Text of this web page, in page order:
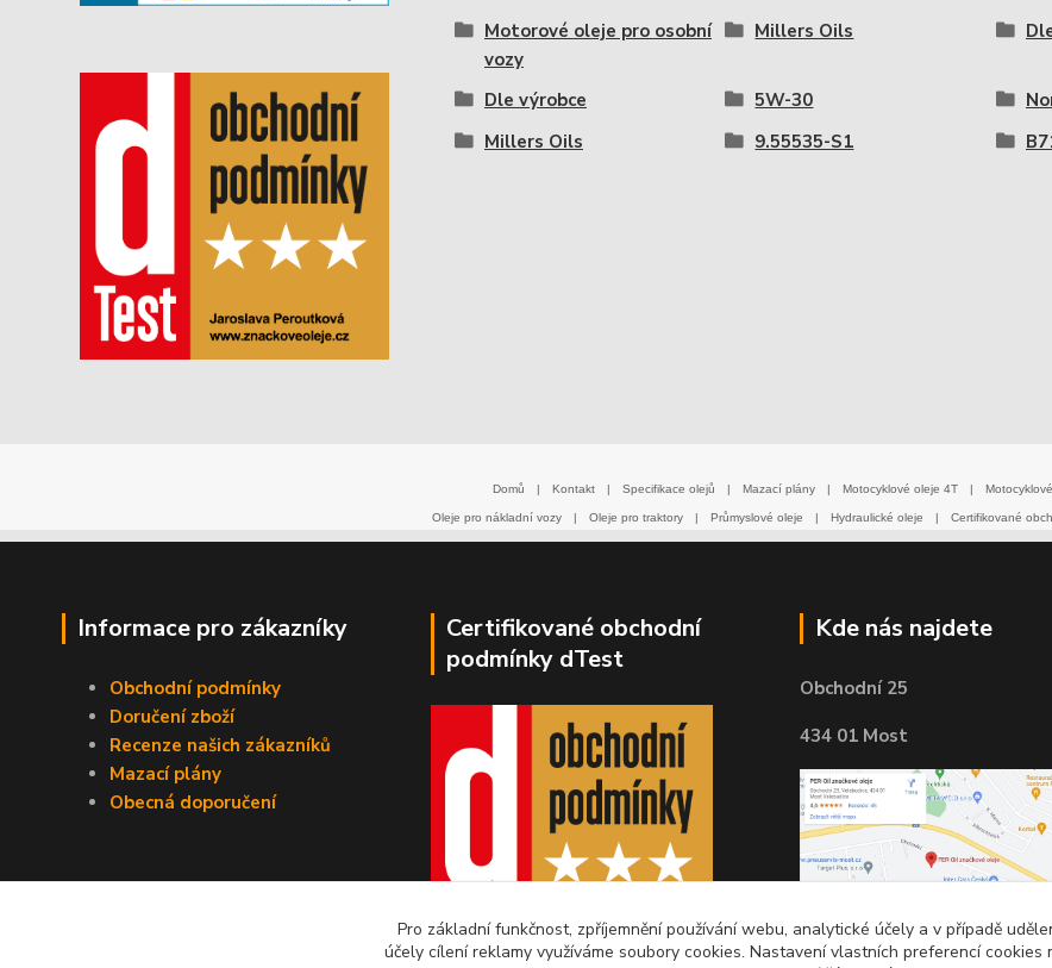
Motorové oleje pro osobní
vozy
Millers Oils
Dle výrobce 5W-30
Millers Oils
9.55535-S1
Domů | Kontakt | Specifikace olejů | Mazací plány | Motocyklové oleje 4T |
Oleje pro nákladní vozy | Oleje pro traktory | Průmyslové oleje | Hydraulické oleje | Certifikované
Informace pro zákazníky
Obchodní podmínky
Doručení zboží
Recenze našich zákazníků
Mazací plány
Obecná doporučení
Certifikované obchodní
podmínky dTest
Kde nás najdete
Obchodní 25
434 01 Most
Pro základní funkčnost, zpříjemnění používání webu, analytické účely a v případě
účely cílení reklamy využíváme soubory cookies. Nastavení vlastních preferencí cookies